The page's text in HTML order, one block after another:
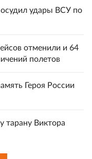
удары ВСУ по
отменили и 64
полетов
Героя России
тарану Виктора